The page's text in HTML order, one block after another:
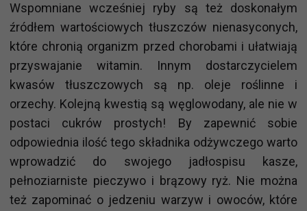
Wspomniane wcześniej ryby są też doskonałym
źródłem wartościowych tłuszczów nienasyconych,
które chronią organizm przed chorobami i ułatwiają
przyswajanie witamin. Innym dostarczycielem
kwasów tłuszczowych są np. oleje roślinne i
orzechy. Kolejną kwestią są węglowodany, ale nie w
postaci cukrów prostych! By zapewnić sobie
odpowiednia ilość tego składnika odżywczego warto
wprowadzić do swojego jadłospisu kasze,
pełnoziarniste pieczywo i brązowy ryż. Nie można
też zapominać o jedzeniu warzyw i owoców, które